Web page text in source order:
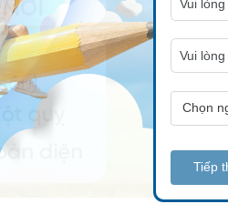
Tiếp